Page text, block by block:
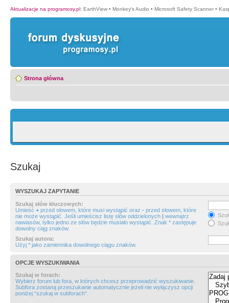
Aktualizacje na programosy.pl: EarthView • Monkey′s Audio • Microsoft Safety Scanner •
Strona główna
Szukaj
WYSZUKAJ ZAPYTANIE
Szukaj słów kluczowych:
Umieść + przed słowem, które musi wystąpić oraz - przed słowem, które
nie może wystąpić. Jeśli umieścisz listę słów oddzielonych | wewnątrz
nawiasów, tylko jedno ze słów będzie musiało wystąpić. Znak * zastępuje
dowolny ciąg znaków.
Szukaj autora:
Użyj * jako zamiennika dowolnego ciągu znaków.
OPCJE WYSZUKIWANIA
Szukaj w forach:
Wybierz forum lub fora, w których chcesz przeprowadzić wyszukiwanie.
Subfora zostaną przeszukanie automatycznie jeżeli nie wyłączysz opcji
poniżej “szukaj w subforach“.